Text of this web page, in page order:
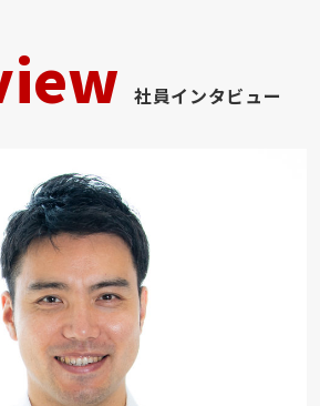
社員インタビュー